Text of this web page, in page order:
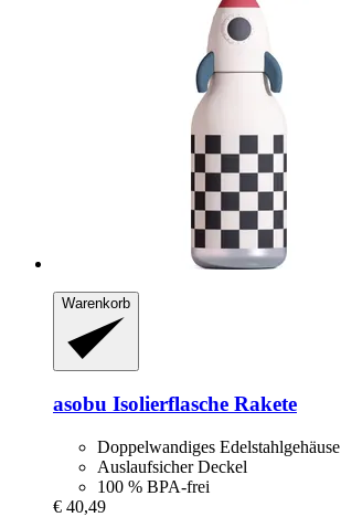
Warenkorb
asobu Isolierflasche Rakete
Doppelwandiges Edelstahlgehäuse
Auslaufsicher Deckel
100 % BPA-frei
€ 40,49